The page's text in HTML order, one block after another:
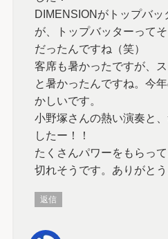
DIMENSIONがトップバッ
が、トップバッターって
だったんですね（笑）
客席も暑かったですが、
と暑かったんですね。今
かしいです。
小野塚さんの熱い演奏と
したー！！
たくさんパワーをもらっ
切れそうです。ありがと
返信